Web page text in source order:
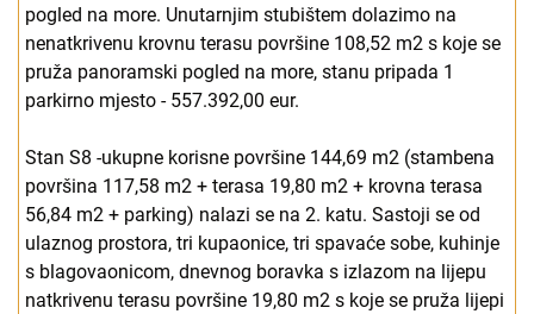
pogled na more. Unutarnjim stubištem dolazimo na
nenatkrivenu krovnu terasu površine 108,52 m2 s koje se
pruža panoramski pogled na more, stanu pripada 1
parkirno mjesto - 557.392,00 eur.
Stan S8 -ukupne korisne površine 144,69 m2 (stambena
površina 117,58 m2 + terasa 19,80 m2 + krovna terasa
56,84 m2 + parking) nalazi se na 2. katu. Sastoji se od
ulaznog prostora, tri kupaonice, tri spavaće sobe, kuhinje
s blagovaonicom, dnevnog boravka s izlazom na lijepu
natkrivenu terasu površine 19,80 m2 s koje se pruža lijepi